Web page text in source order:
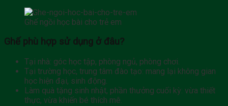
Ghế ngồi học bài cho trẻ em
Ghế phù hợp sử dụng ở đâu?
Tại nhà: góc học tập, phòng ngủ, phòng chơi.
Tại trường học, trung tâm đào tạo: mang lại không gian
học hiện đại, sinh động.
Làm quà tặng sinh nhật, phần thưởng cuối kỳ: vừa thiết
thực, vừa khiến bé thích mê.